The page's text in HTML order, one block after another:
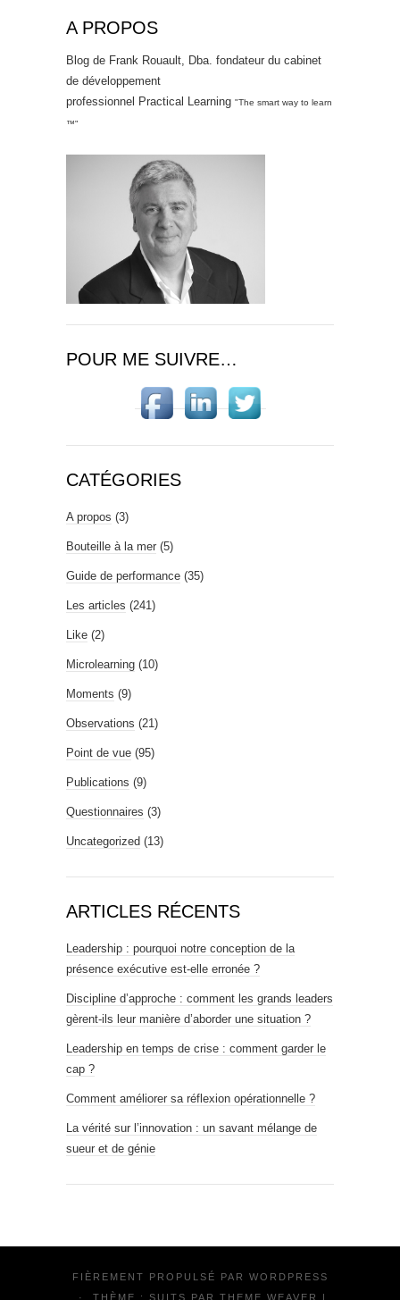
A PROPOS
Blog de Frank Rouault, Dba. fondateur du cabinet
de développement
professionnel Practical Learning "The smart way to learn
™"
POUR ME SUIVRE…
CATÉGORIES
A propos (3)
Bouteille à la mer (5)
Guide de performance (35)
Les articles (241)
Like (2)
Microlearning (10)
Moments (9)
Observations (21)
Point de vue (95)
Publications (9)
Questionnaires (3)
Uncategorized (13)
ARTICLES RÉCENTS
Leadership : pourquoi notre conception de la
présence exécutive est-elle erronée ?
Discipline d’approche : comment les grands leaders
gèrent-ils leur manière d’aborder une situation ?
Leadership en temps de crise : comment garder le
cap ?
Comment améliorer sa réflexion opérationnelle ?
La vérité sur l’innovation : un savant mélange de
sueur et de génie
FIÈREMENT PROPULSÉ PAR WORDPRESS
·
THÈME : SUITS PAR THEME WEAVER |